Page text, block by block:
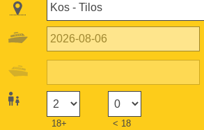
18+ < 18